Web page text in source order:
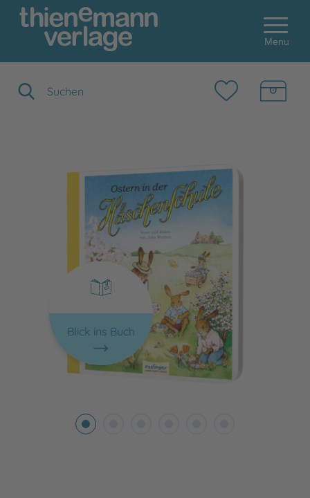
Menu
Blick ins Buch